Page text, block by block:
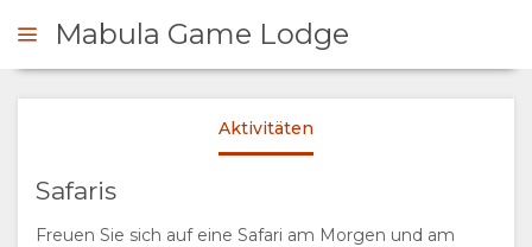
Mabula Game Lodge
Aktivitäten
Safaris
Freuen Sie sich auf eine Safari am Morgen und am